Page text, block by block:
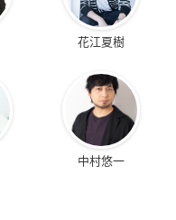
花江夏樹
中村悠一